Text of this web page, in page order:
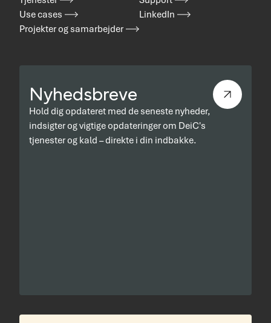
Use cases
Projekter og samarbejder
LinkedIn
Nyhedsbreve
Hold dig opdateret med de seneste nyheder,
indsigter og vigtige opdateringer om DeiC's
tjenester og kald – direkte i din indbakke.